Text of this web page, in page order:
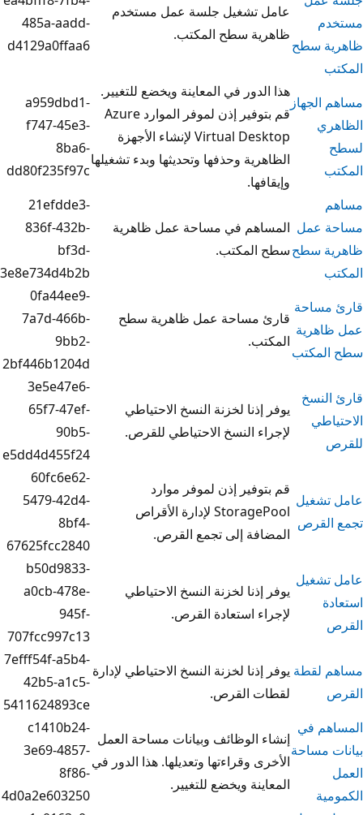
تشغيل جلسة عمل مستخدم
سطح المكتب.
485a-aadd-
d4129a0ffaa6
في المعاينة ويخضع للتغيير.
قم بتوفير إذن لموفر الموارد Azure
Virtual Desktop لإنشاء الأجهزة
وحذفها وتحديثها وبدء تشغيلها
a959dbd1-
f747-45e3-
8ba6-
dd80f235f97c
في مساحة عمل ظاهرية
836f-432b-
مساحة عمل ظاهرية سطح
7a7d-466b-
لخزنة النسخ الاحتياطي
النسخ الاحتياطي للقرص.
65f7-47ef-
90b5-
إذن لموفر موارد
StoragePool لإدارة الأقراص
إلى تجمع القرص.
5479-42d4-
8bf4-
67625fcc2840
لخزنة النسخ الاحتياطي
استعادة القرص.
a0cb-478e-
945f-
لخزنة النسخ الاحتياطي لإدارة
القرص.
42b5-a1c5-
الوظائف وبيانات مساحة العمل
وقراءتها وتعديلها. هذا الدور في
ويخضع للتغيير.
3e69-4857-
8f86-
4d0a2e603250